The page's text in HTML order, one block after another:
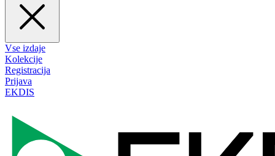
Vse izdaje
Kolekcije
Registracija
Prijava
EKDIS